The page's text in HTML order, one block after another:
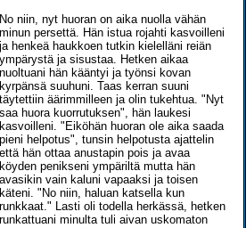
No niin, nyt huoran on aika nuolla vähän
minun persettä. Hän istua rojahti kasvoilleni
ja henkeä haukkoen tutkin kielelläni reiän
ympärystä ja sisustaa. Hetken aikaa
nuoltuani hän kääntyi ja työnsi kovan
kyrpänsä suuhuni. Taas kerran suuni
täytettiin äärimmilleen ja olin tukehtua. "Nyt
saa huora kuorrutuksen", hän laukesi
kasvoilleni. "Eiköhän huoran ole aika saada
pieni helpotus", tunsin helpotusta ajattelin
että hän ottaa anustapin pois ja avaa
köyden penikseni ympäriltä mutta hän
avasikin vain kaluni vapaaksi ja toisen
käteni. "No niin, haluan katsella kun
runkkaat." Lasti oli todella herkässä, hetken
runkattuani minulta tuli aivan uskomaton